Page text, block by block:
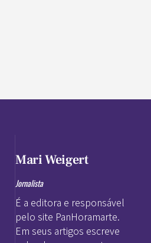
Mari Weigert
Jornalista
É a editora e responsável
pelo site PanHoramarte.
Em seus artigos escreve